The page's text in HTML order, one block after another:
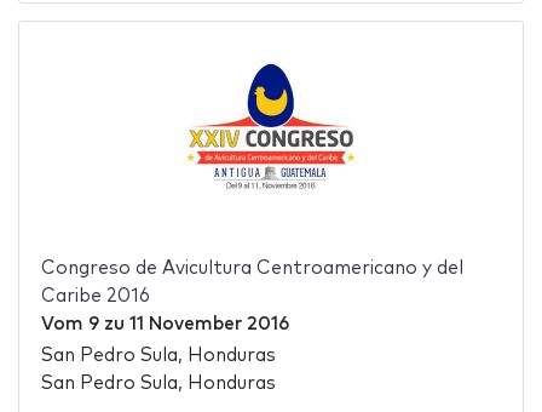
Congreso de Avicultura Centroamericano y del
Caribe 2016
Vom 9zu 11 November 2016
San Pedro Sula, Honduras
San Pedro Sula, Honduras